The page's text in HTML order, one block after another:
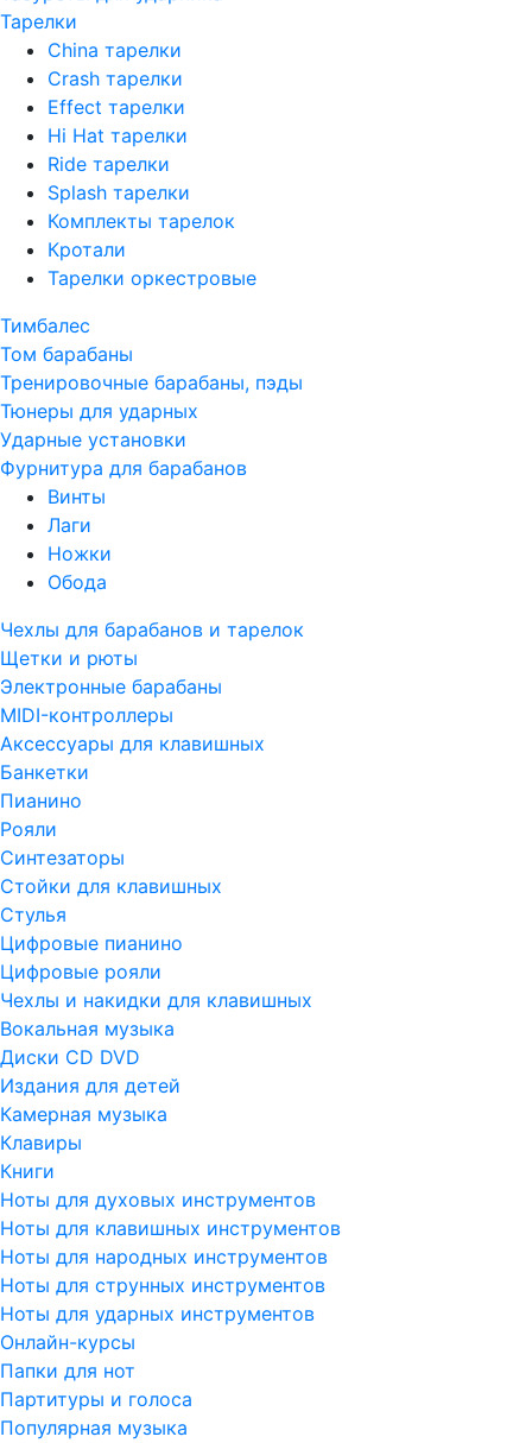
Тарелки
China тарелки
Crash тарелки
Effect тарелки
Hi Hat тарелки
Ride тарелки
Splash тарелки
Комплекты тарелок
Кротали
Тарелки оркестровые
Тимбалес
Том барабаны
Тренировочные барабаны, пэды
Тюнеры для ударных
Ударные установки
Фурнитура для барабанов
Винты
Лаги
Ножки
Обода
Чехлы для барабанов и тарелок
Щетки и рюты
Электронные барабаны
MIDI-контроллеры
Аксессуары для клавишных
Банкетки
Пианино
Рояли
Синтезаторы
Стойки для клавишных
Стулья
Цифровые пианино
Цифровые рояли
Чехлы и накидки для клавишных
Вокальная музыка
Диски CD DVD
Издания для детей
Камерная музыка
Клавиры
Книги
Ноты для духовых инструментов
Ноты для клавишных инструментов
Ноты для народных инструментов
Ноты для струнных инструментов
Ноты для ударных инструментов
Онлайн-курсы
Папки для нот
Партитуры и голоса
Популярная музыка